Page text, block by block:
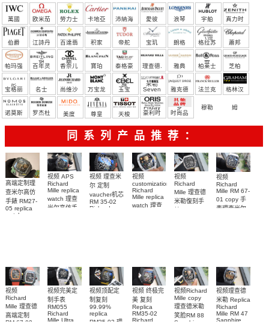
萬國 欧米茄 勞力士 卡地亞 沛納海 愛彼 浪琴 宇舶
（恒
宝）
真力时
伯爵 江詩丹
頓
百達翡
麗
积家 帝舵 宝玑 朗格 格拉苏
蒂
蕭邦
帕玛强
尼
百年灵 香奈儿 寶珀 泰格豪
雅
理查德.
米勒
雅典 柏莱士 芝柏
宝格丽 名士 尚维沙 万宝龙 玉宝 Seven
Friday
雅克德
罗
法兰克
穆勒
格林汉
姆
诺莫斯
罗杰杜 美度 尊皇 天梭 豪利时 时尚品
牌/原单
同系列产品推荐：
高端定制理
查米尔高仿
手錶 RM27-
05 replica
watch
视频 APS
Richard
Mille replica
watch 理查
米尔高仿手
视频 理查米
尔 定制
vaucher机芯
RM 35-02
Richard
视频
customization
Richard
Mille replica
watch 理查
视频
Richard
Mille 理查德
米勒復刻手
视频
Richard
Mille RM 67-
01 copy 手
表理查米尔
视频
Richard
Mille 理查德
高端定制
RM 67-02
视频完美定
制手表
RM055
Richard
Mille Ultra
视频顶配定
制复刻
99.99%
replica
RM35-02 理
视频 终极完
美 复刻
Replica
RM35-02
Richard
视频Richard
Mille copy
理查德米勒
笑脸RM 88
Sapphire
视频理查德
米勒 Replica
Richard
Mille RM 47
Sapphire